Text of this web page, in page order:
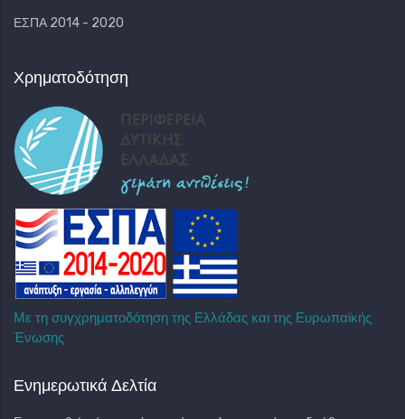
ΕΣΠΑ 2014 - 2020
Χρηματοδότηση
Με τη συγχρηματοδότηση της Ελλάδας και της Ευρωπαϊκής
Ένωσης
Ενημερωτικά Δελτία